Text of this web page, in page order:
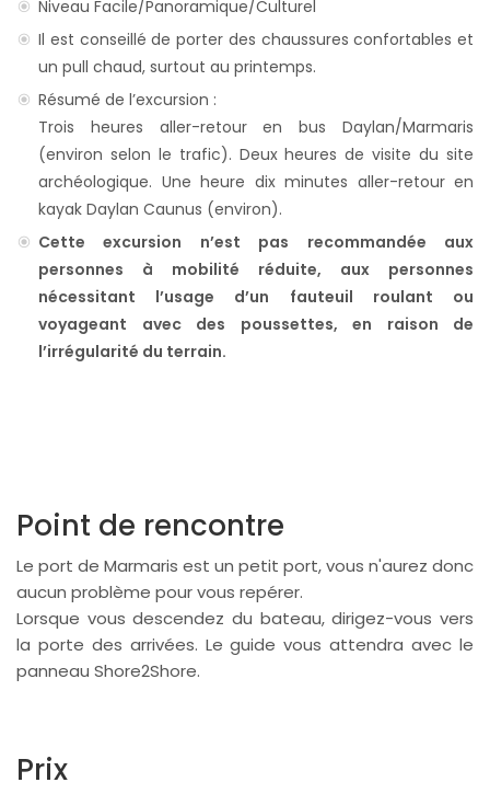
Niveau Facile/Panoramique/Culturel
Il est conseillé de porter des chaussures confortables et
un pull chaud, surtout au printemps.
Résumé de l’excursion :
Trois heures aller-retour en bus Daylan/Marmaris
(environ selon le trafic). Deux heures de visite du site
archéologique. Une heure dix minutes aller-retour en
kayak Daylan Caunus (environ).
Cette excursion n’est pas recommandée aux
personnes à mobilité réduite, aux personnes
nécessitant l’usage d’un fauteuil roulant ou
voyageant avec des poussettes, en raison de
l’irrégularité du terrain.
Point de rencontre
Le port de Marmaris est un petit port, vous n'aurez donc
aucun problème pour vous repérer.
Lorsque vous descendez du bateau, dirigez-vous vers
la porte des arrivées. Le guide vous attendra avec le
panneau Shore2Shore.
Prix